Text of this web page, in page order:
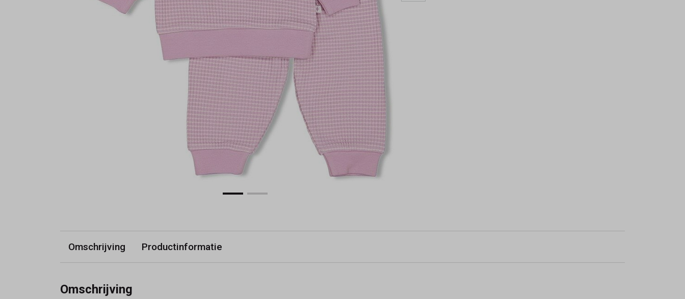
Omschrijving Productinformatie
Omschrijving